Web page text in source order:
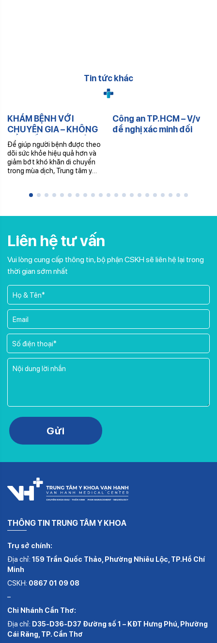
Tin tức khác
KHÁM BỆNH VỚI
CHUYÊN GIA – KHÔNG
CẦN ĐẾN TRUNG TÂM –
NHẬN THUỐC TRONG
NGÀY
Để giúp người bệnh được theo
dõi sức khỏe hiệu quả hơn và
giảm bớt khó khăn di chuyển
trong mùa dịch, Trung tâm y…
Công an TP.HCM – V/v
đề nghị xác minh đối
THÔNG TIN TRUNG TÂM Y KHOA
Trụ sở chính:
Địa chỉ: 159 Trần Quốc Thảo, Phường Nhiêu Lộc, TP.Hồ Chí
Minh
CSKH: 0867 01 09 08
–
Chi Nhánh Cần Thơ:
Địa chỉ: D35-D36-D37 Đường số 1 – KĐT Hưng Phú, Phường
Cái Răng, TP. Cần Thơ
Liên hệ tư vấn
Vui lòng cung cấp thông tin, bộ phận CSKH sẽ liên hệ lại trong
thời gian sớm nhất
Please leave this field empty.
Gửi